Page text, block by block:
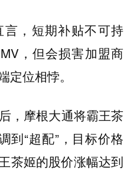
，短期补贴不可持
，但会损害加盟商
定位相悖。
，摩根大通将霸王茶
到“超配”，目标价格
茶姬的股价涨幅达到